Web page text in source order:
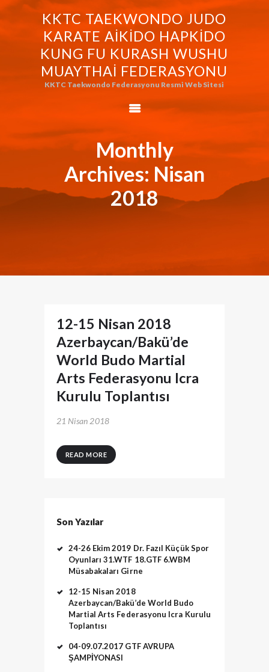
KKTC TAEKWONDO JUDO
KARATE AIKIDO HAPKIDO
KUNG FU KURASH WUSHU
MUAYTHAI FEDERASYONU
KKTC Taekwondo Federasyonu Resmi Web Sitesi
Monthly
Archives: Nisan
2018
KKTC TAEKWONDO JUDO KARATE
AIKIDO HAPKIDO KUNG FU KURASH
WUSHU MUAYTHAI FEDERASYONU
KKTC Taekwondo Federasyonu Resmi Web Sitesi
FEDERASYONUMUZ
TAEKWONDO
FEDERASYONU
WORLD BUDO
MARTIALARTS
MOK-EZG-2000/2013
12-15 Nisan 2018
Azerbaycan/Bakü’de
World Budo Martial
Arts Federasyonu Icra
Kurulu Toplantısı
21 Nisan 2018
READ MORE
Son Yazılar
24-26 Ekim 2019 Dr. Fazıl Küçük Spor
Oyunları 31.WTF 18.GTF 6.WBM
Müsabakaları Girne
12-15 Nisan 2018
Azerbaycan/Bakü’de World Budo
Martial Arts Federasyonu Icra Kurulu
Toplantısı
04-09.07.2017 GTF AVRUPA
ŞAMPİYONASI